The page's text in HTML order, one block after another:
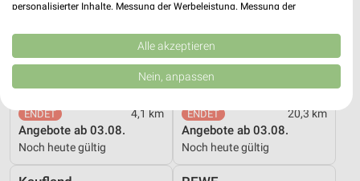
4,1 km
Angebote ab 03.08.
Noch heute gültig
20,3 km
Angebote ab 03.08.
Noch heute gültig
personalisierter Inhalte. Messung der Werbeleistung. Messung der
Kombinationen von Daten aus verschiedenen Quellen. Entwicklung und
Verbesserung der Angebote. Verwendung reduzierter Daten zur Auswahl
von Inhalten.
Daten können außerhalb der Europäischen Union weitergegeben und in die
USA gesendet werden.
Website/App.
Partnerliste anzeigen (1 IAB-Anbieter)
Wir nutzen Ihre Daten für folgende Zwecke:
IAB-Verarbeitungszwecke:
Alle akzeptieren
Nein, anpassen